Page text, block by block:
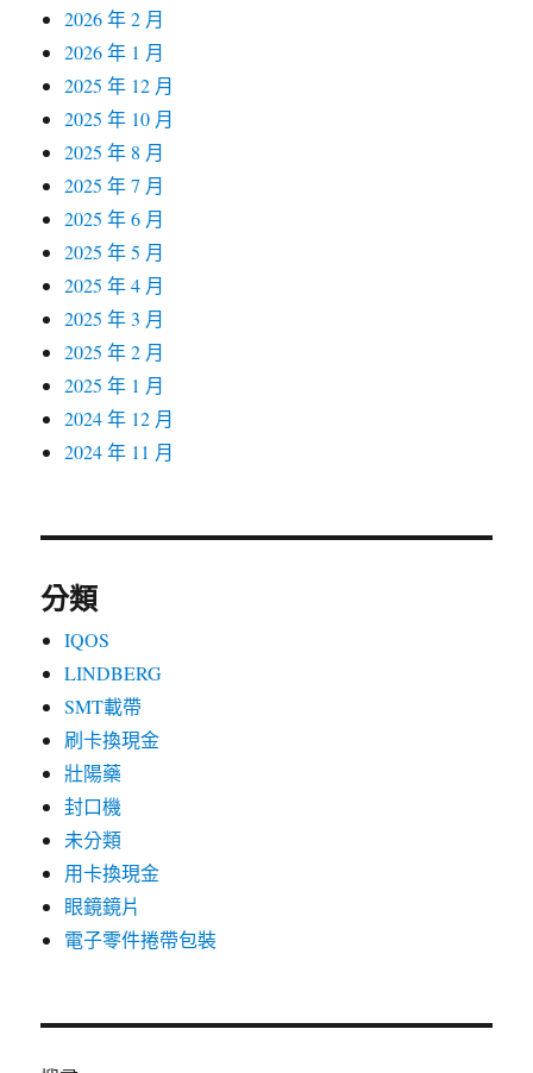
2026 年 2 月
2026 年 1 月
2025 年 12 月
2025 年 10 月
2025 年 8 月
2025 年 7 月
2025 年 6 月
2025 年 5 月
2025 年 4 月
2025 年 3 月
2025 年 2 月
2025 年 1 月
2024 年 12 月
2024 年 11 月
分類
IQOS
LINDBERG
SMT載帶
刷卡換現金
壯陽藥
封口機
未分類
用卡換現金
眼鏡鏡片
電子零件捲帶包裝